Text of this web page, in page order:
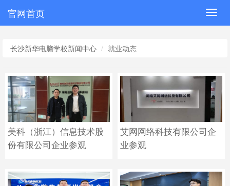
官网首页
长沙新华电脑学校新闻中心 就业动态
美科（浙江）信息技术股
份有限公司企业参观
艾网网络科技有限公司企
业参观